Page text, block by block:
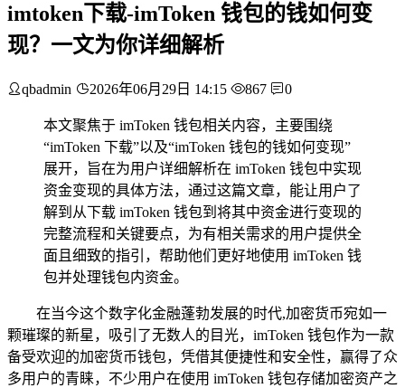
imtoken下载-imToken 钱包的钱如何变
现？一文为你详细解析
qbadmin 2026年06月29日 14:15 867 0
本文聚焦于 imToken 钱包相关内容，主要围绕
“imToken 下载”以及“imToken 钱包的钱如何变现”
展开，旨在为用户详细解析在 imToken 钱包中实现
资金变现的具体方法，通过这篇文章，能让用户了
解到从下载 imToken 钱包到将其中资金进行变现的
完整流程和关键要点，为有相关需求的用户提供全
面且细致的指引，帮助他们更好地使用 imToken 钱
包并处理钱包内资金。
在当今这个数字化金融蓬勃发展的时代,加密货币宛如一
颗璀璨的新星，吸引了无数人的目光，imToken 钱包作为一款
备受欢迎的加密货币钱包，凭借其便捷性和安全性，赢得了众
多用户的青睐，不少用户在使用 imToken 钱包存储加密资产之